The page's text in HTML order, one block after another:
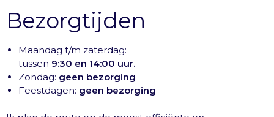
Bezorgtijden
Maandag t/m zaterdag:
tussen 9:30 en 14:00 uur.
Zondag: geen bezorging
Feestdagen: geen bezorging